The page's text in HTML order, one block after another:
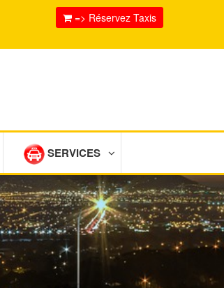
=> Réservez Taxis
SERVICES